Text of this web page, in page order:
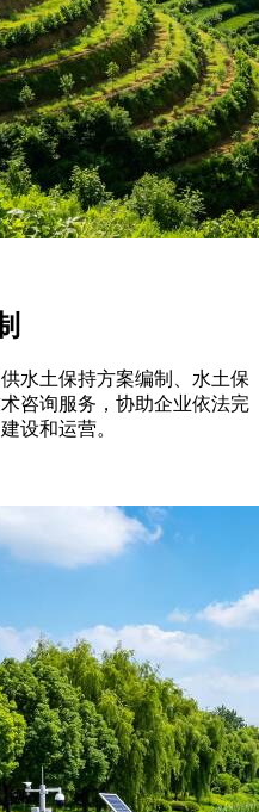
水土保持方案编制、水土保
咨询服务，协助企业依法完
设和运营。